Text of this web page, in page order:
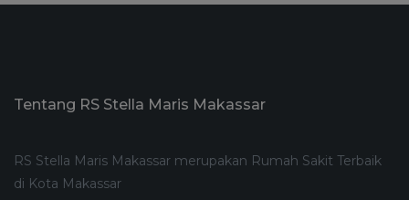
Tentang RS Stella Maris Makassar
RS Stella Maris Makassar merupakan Rumah Sakit Terbaik
di Kota Makassar